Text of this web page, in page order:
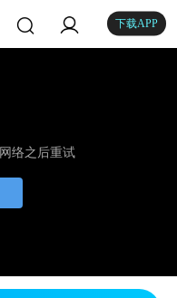
下载APP
络之后重试